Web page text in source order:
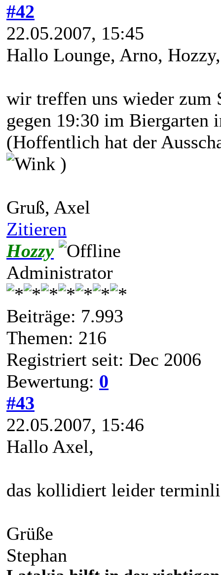
#42
22.05.2007, 15:45
Hallo Lounge, Arno, Hozzy,
wir treffen uns wieder zum
gegen 19:30 im Biergarten
(Hoffentlich hat der
)
Gruß, Axel
Zitieren
Hozzy
Administrator
Beiträge: 7.993
Themen: 216
Registriert seit: Dec 2006
Bewertung: 0
#43
22.05.2007, 15:46
Hallo Axel,
das kollidiert leider
Grüße
Stephan